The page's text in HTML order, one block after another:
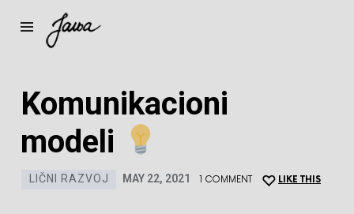
Komunikacioni
modeli
LIČNI RAZVOJ MAY 22, 2021 1 COMMENT LIKE THIS